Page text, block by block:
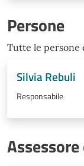
Persone
Tutte le persone
Silvia Rebuli
Responsabile